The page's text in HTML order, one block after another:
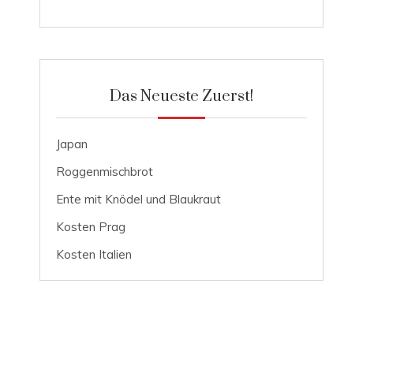
Das Neueste Zuerst!
Japan
Roggenmischbrot
Ente mit Knödel und Blaukraut
Kosten Prag
Kosten Italien